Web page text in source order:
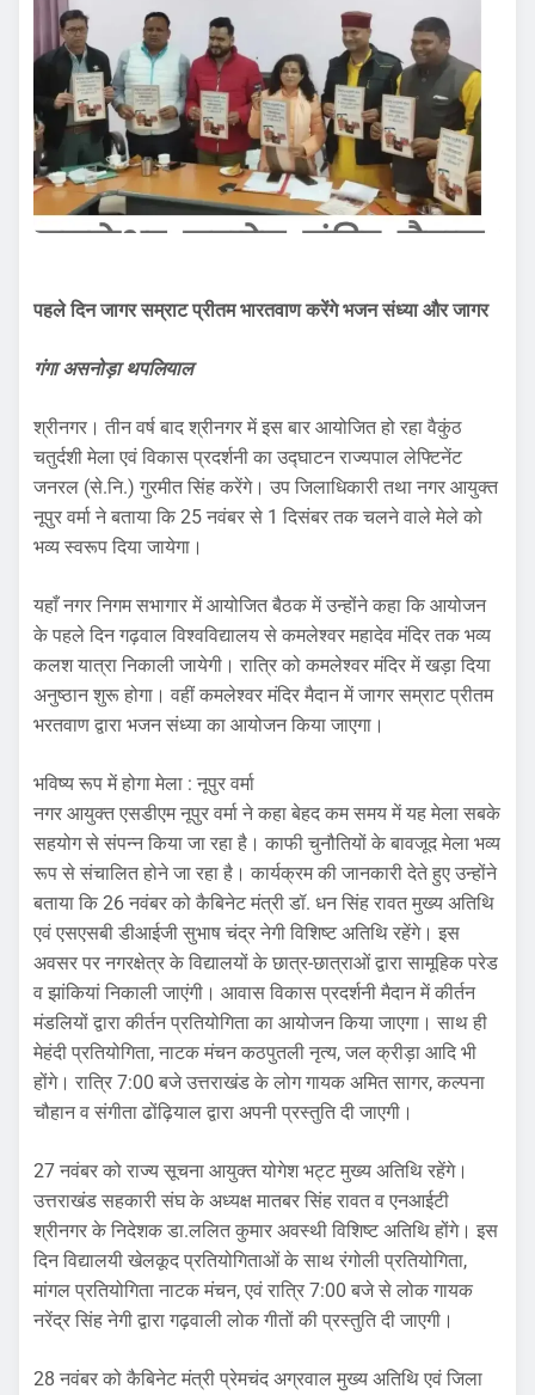
पहले दिन जागर सम्राट प्रीतम भारतवाण करेंगे भजन संध्या और जागर
गंगा असनोड़ा थपलियाल
श्रीनगर। तीन वर्ष बाद श्रीनगर में इस बार आयोजित हो रहा वैकुंठ
चतुर्दशी मेला एवं विकास प्रदर्शनी का उद्घाटन राज्यपाल लेफ्टिनेंट
जनरल (से.नि.) गुरमीत सिंह करेंगे। उप जिलाधिकारी तथा नगर आयुक्त
नूपुर वर्मा ने बताया कि 25 नवंबर से 1 दिसंबर तक चलने वाले मेले को
भव्य स्वरूप दिया जायेगा।
यहाँ नगर निगम सभागार में आयोजित बैठक में उन्होंने कहा कि आयोजन
के पहले दिन गढ़वाल विश्वविद्यालय से कमलेश्वर महादेव मंदिर तक भव्य
कलश यात्रा निकाली जायेगी। रात्रि को कमलेश्वर मंदिर में खड़ा दिया
अनुष्ठान शुरू होगा। वहीं कमलेश्वर मंदिर मैदान में जागर सम्राट प्रीतम
भरतवाण द्वारा भजन संध्या का आयोजन किया जाएगा।
भविष्य रूप में होगा मेला : नूपुर वर्मा
नगर आयुक्त एसडीएम नूपुर वर्मा ने कहा बेहद कम समय में यह मेला सबके
सहयोग से संपन्न किया जा रहा है। काफी चुनौतियों के बावजूद मेला भव्य
रूप से संचालित होने जा रहा है। कार्यक्रम की जानकारी देते हुए उन्होंने
बताया कि 26 नवंबर को कैबिनेट मंत्री डॉ. धन सिंह रावत मुख्य अतिथि
एवं एसएसबी डीआईजी सुभाष चंद्र नेगी विशिष्ट अतिथि रहेंगे। इस
अवसर पर नगरक्षेत्र के विद्यालयों के छात्र-छात्राओं द्वारा सामूहिक परेड
व झांकियां निकाली जाएंगी। आवास विकास प्रदर्शनी मैदान में कीर्तन
मंडलियों द्वारा कीर्तन प्रतियोगिता का आयोजन किया जाएगा। साथ ही
मेहंदी प्रतियोगिता, नाटक मंचन कठपुतली नृत्य, जल क्रीड़ा आदि भी
होंगे। रात्रि 7:00 बजे उत्तराखंड के लोग गायक अमित सागर, कल्पना
चौहान व संगीता ढोंढ़ियाल द्वारा अपनी प्रस्तुति दी जाएगी।
27 नवंबर को राज्य सूचना आयुक्त योगेश भट्ट मुख्य अतिथि रहेंगे।
उत्तराखंड सहकारी संघ के अध्यक्ष मातबर सिंह रावत व एनआईटी
श्रीनगर के निदेशक डा.ललित कुमार अवस्थी विशिष्ट अतिथि होंगे। इस
दिन विद्यालयी खेलकूद प्रतियोगिताओं के साथ रंगोली प्रतियोगिता,
मांगल प्रतियोगिता नाटक मंचन, एवं रात्रि 7:00 बजे से लोक गायक
नरेंद्र सिंह नेगी द्वारा गढ़वाली लोक गीतों की प्रस्तुति दी जाएगी।
28 नवंबर को कैबिनेट मंत्री प्रेमचंद अग्रवाल मुख्य अतिथि एवं जिला